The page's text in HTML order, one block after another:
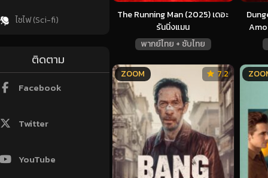
ไซไฟ (Sci-fi)
ติดตาม
Facebook
Twitter
YouTube
The Running Man (2025) เดอะ
รันนิ่งแมน
พากย์ไทย + ซับไทย
7.2
ZOOM